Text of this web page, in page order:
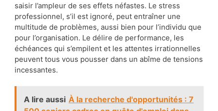
saisir l’ampleur de ses effets néfastes. Le stress
professionnel, s’il est ignoré, peut entraîner une
multitude de problèmes, aussi bien pour l’individu que
pour l’organisation. Le délire de performance, les
échéances qui s’empilent et les attentes irrationnelles
peuvent tous vous pousser dans un abîme de tensions
incessantes.
A lire aussi À la recherche d'opportunités : 7